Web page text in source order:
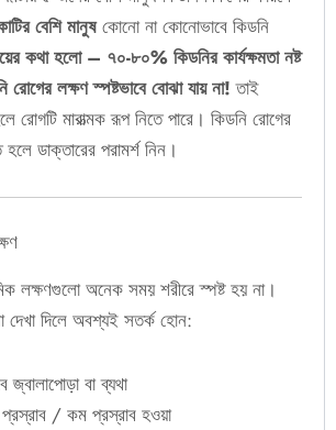
বেশি মানুষকোনো না কোনোভাবে কিডনি
কথা হলো – ৭০-৮০% কিডনির কার্যক্ষমতা নষ্ট
রোগের লক্ষণ স্পষ্টভাবে বোঝা যায় না! তাই
রোগটি মারাত্মক রূপ নিতে পারে। কিডনি রোগের
ডাক্তারের পরামর্শ নিন।
লক্ষণগুলো অনেক সময় শরীরে স্পষ্ট হয় না।
দেখা দিলে অবশ্যই সতর্ক হোন:
জ্বালাপোড়া বা ব্যথা
/ কম প্রস্রাব হওয়া